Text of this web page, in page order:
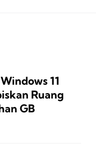
11
Ruang
GB